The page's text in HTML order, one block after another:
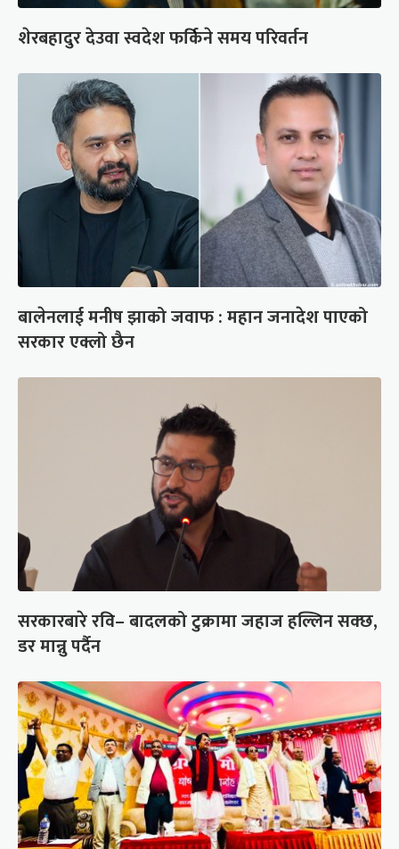
शेरबहादुर देउवा स्वदेश फर्किने समय परिवर्तन
बालेनलाई मनीष झाको जवाफ : महान जनादेश पाएको
सरकार एक्लो छैन
सरकारबारे रवि– बादलको टुक्रामा जहाज हल्लिन सक्छ,
डर मान्नु पर्दैन